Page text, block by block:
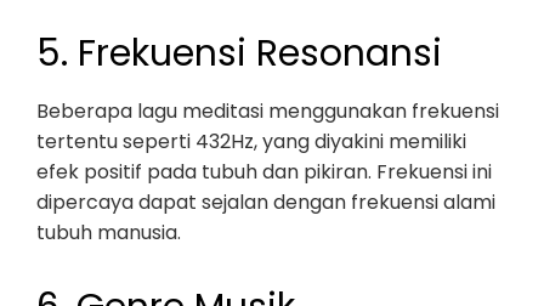
5. Frekuensi Resonansi
Beberapa lagu meditasi menggunakan frekuensi
tertentu seperti 432Hz, yang diyakini memiliki
efek positif pada tubuh dan pikiran. Frekuensi ini
dipercaya dapat sejalan dengan frekuensi alami
tubuh manusia.